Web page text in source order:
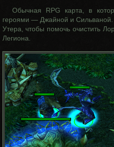
Обычная RPG карта, в
героями — Джайной и Сильваной.
Утера, чтобы помочь очистить
Легиона.